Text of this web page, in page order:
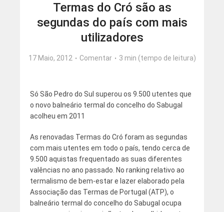
Termas do Cró são as
segundas do país com mais
utilizadores
17 Maio, 2012 Comentar 3 min (tempo de leitura)
Só São Pedro do Sul superou os 9.500 utentes que
o novo balneário termal do concelho do Sabugal
acolheu em 2011
As renovadas Termas do Cró foram as segundas
com mais utentes em todo o país, tendo cerca de
9.500 aquistas frequentado as suas diferentes
valências no ano passado. No ranking relativo ao
termalismo de bem-estar e lazer elaborado pela
Associação das Termas de Portugal (ATP), o
balneário termal do concelho do Sabugal ocupa